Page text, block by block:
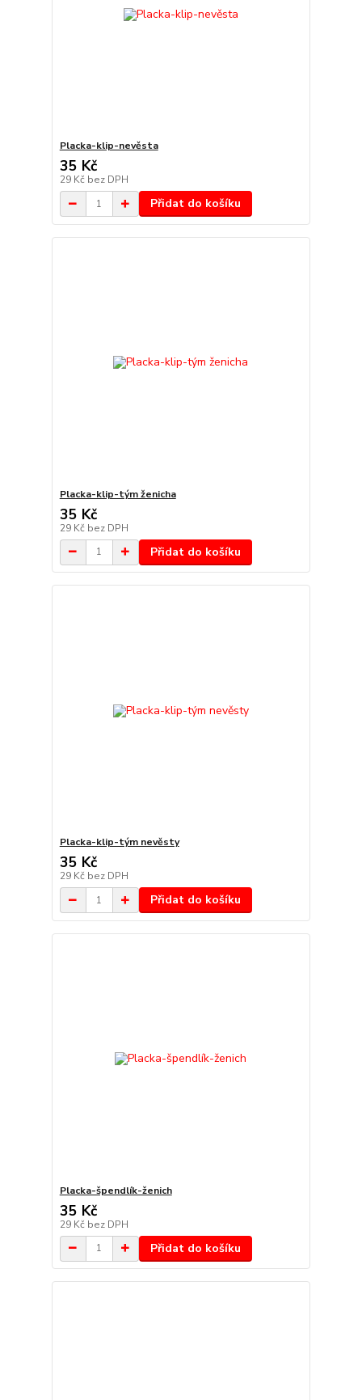
Placka-klip-nevěsta
35 Kč
29 Kč bez DPH
Přidat do košíku
Placka-klip-tým ženicha
35 Kč
29 Kč bez DPH
Přidat do košíku
Placka-klip-tým nevěsty
35 Kč
29 Kč bez DPH
Přidat do košíku
Placka-špendlík-ženich
35 Kč
29 Kč bez DPH
Přidat do košíku